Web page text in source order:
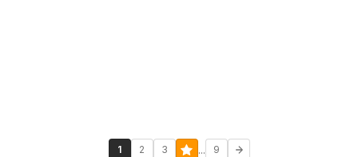
1 2 3 ... 9